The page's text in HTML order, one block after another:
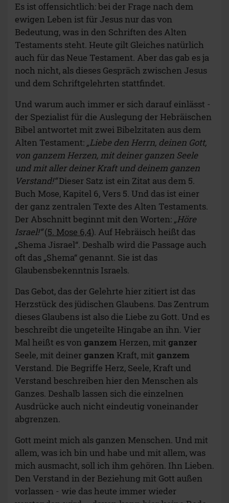
Es ist offensichtlich: bei der Frage nach dem
ewigen Leben ist für Jesus nur das von
Bedeutung, was in den Schriften des Alten
Testaments steht. Heute gilt Gleiches natürlich
auch für das Neue Testament. Aber das gab es ja
noch nicht, als dieses Gespräch zwischen Jesus
und dem Schriftgelehrten stattfindet.
Und warum auch immer er sich darauf einlässt -
der Spezialist für die Auslegung der Hebräischen
Bibel antwortet mit zwei Bibelzitaten aus dem
Alten Testament: „Liebe den Herrn, deinen Gott,
von ganzem Herzen, mit deiner ganzen Seele
und mit aller deiner Kraft und deinem ganzen
Verstand!“Dieser Satz ist ein Zitat aus dem 5.
Buch Mose, Kapitel 6, Vers 5. Und das ist einer
der ganz zentralen Texte des Alten Testaments.
Der Abschnitt beginnt mit den Worten: „Höre
Israel!“(5. Mose 6,4). Auf Hebräisch heißt das
„Shema Jisrael“. Deshalb wird die Passage auch
oft das „Shema“ genannt. Sie ist das
Glaubensbekenntnis Israels.
Das Gebot, das der Gelehrte hier zitiert ist das
Herzstück des jüdischen Glaubens. Das Zentrum
dieses Glaubens ist also die Liebe zu Gott. Und es
beschreibt die ungeteilte Hingabe an ihn. Vier
Mal heißt es von ganzem Herzen, mit ganzer
Seele, mit deiner ganzen Kraft, mit ganzem
Verstand. Die Begriffe Herz, Seele, Kraft und
Verstand beschreiben hier den Menschen als
Ganzes. Deshalb lassen sich die einzelnen
Ausdrücke auch nicht eindeutig voneinander
abgrenzen.
Gott meint mich als ganzen Menschen. Und mit
allem, was ich bin und habe und mit allem, was
mich ausmacht, soll ich ihm gehören. Ihn Lieben.
Den Verstand in der Beziehung mit Gott außen
vorlassen - wie das heute immer wieder